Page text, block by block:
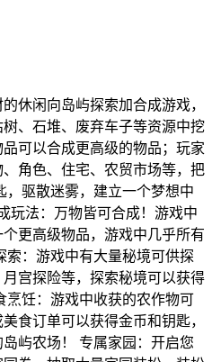
休闲向岛屿探索加合成游戏，
、石堆、废弃车子等资源中挖
可以合成更高级的物品；玩家
角色、住宅、农贸市场等，把
，驱散迷雾，建立一个梦想中
玩法：万物皆可合成！游戏中
更高级物品，游戏中几乎所有
索：游戏中有大量秘境可供探
宫探险等，探索秘境可以获得
烹饪：游戏中收获的农作物可
食订单可以获得金币和钥匙，
屿农场！ 专属家园：开启您